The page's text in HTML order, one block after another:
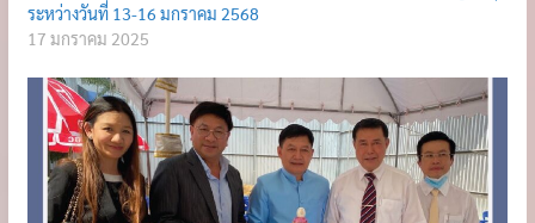
ระหว่างวันที่ 13-16 มกราคม 2568
17 มกราคม 2025